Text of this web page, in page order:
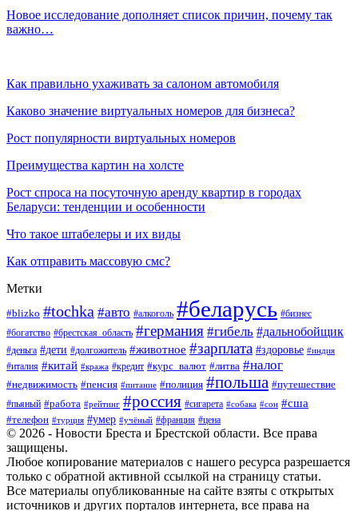
Новое исследование дополняет список причин, почему так
важно…
Как правильно ухаживать за салоном автомобиля
Каково значение виртуальных номеров для бизнеса?
Рост популярности виртуальных номеров
Преимущества картин на холсте
Рост спроса на посуточную аренду квартир в городах
Беларуси: тенденции и особенности
Что такое штабелеры и их виды
Как отправить массовую смс?
Метки
#blizko #tochka #авто #алкоголь #беларусь #бизнес
#богатство #брестская_область #германия #гибель #дальнобойщик
#деньга #дети #долгожитель #животное #зарплата #здоровье #индия
#италия #китай #кража #кредит #курс_валют #литва #налог
#недвижимость #пенсия #питание #полиция #польша #путешествие
#пьяный #работа #рейтинг #россия #сигарета #собака #сон #сша
#телефон #турция #умер #учёный #франция #цена
© 2026 - Новости Бреста и Брестской области. Все права
защищены.
Любое копирование материалов с нашего ресурса разрешается
только с обратной активной ссылкой на страницу статьи.
Все материалы опубликованные на сайте взяты с открытых
источников и других порталов интернета, все права на